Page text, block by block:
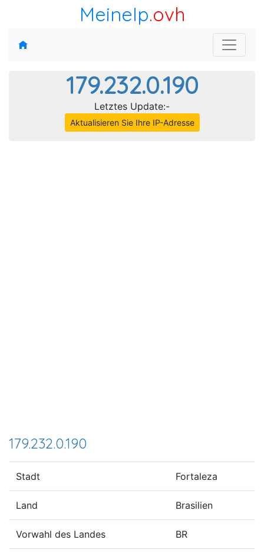
MeineIp.ovh
179.232.0.190
Letztes Update:-
Aktualisieren Sie Ihre IP-Adresse
179.232.0.190
Stadt Fortaleza
Land Brasilien
Vorwahl des Landes BR